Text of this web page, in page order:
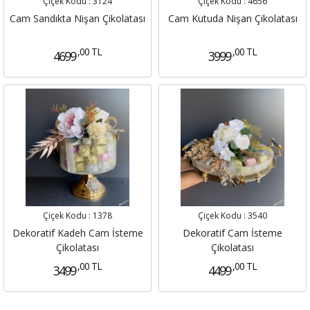
Cam Sandıkta Nişan Çikolatası
4699 ,00 TL
Cam Kutuda Nişan Çikolatası
3999 ,00 TL
Çiçek Kodu : 1378
Dekoratif Kadeh Cam İsteme
Çikolatası
3499 ,00 TL
Çiçek Kodu : 3540
Dekoratif Cam İsteme
Çikolatası
4499 ,00 TL